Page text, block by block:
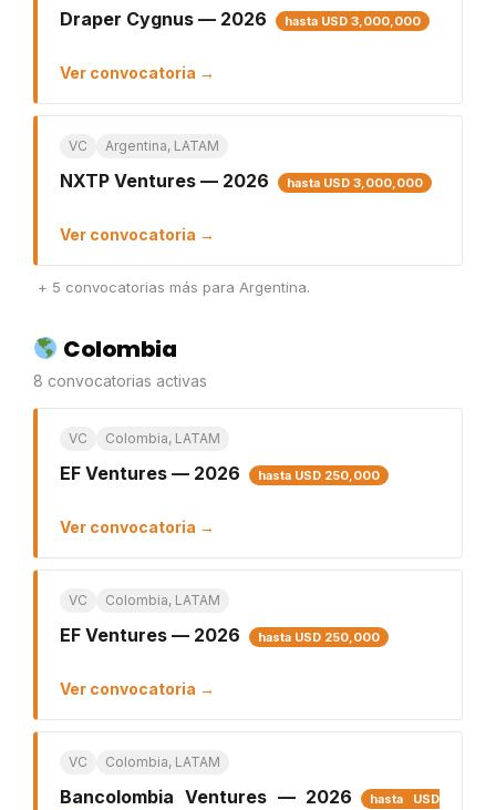
Draper Cygnus — 2026 hasta USD 3,000,000
Ver convocatoria →
VC Argentina, LATAM
NXTP Ventures — 2026 hasta USD 3,000,000
Ver convocatoria →
+ 5 convocatorias más para Argentina.
Colombia
8 convocatorias activas
VC Colombia, LATAM
EF Ventures — 2026 hasta USD 250,000
Ver convocatoria →
VC Colombia, LATAM
EF Ventures — 2026 hasta USD 250,000
Ver convocatoria →
VC Colombia, LATAM
Bancolombia Ventures — 2026
hasta USD